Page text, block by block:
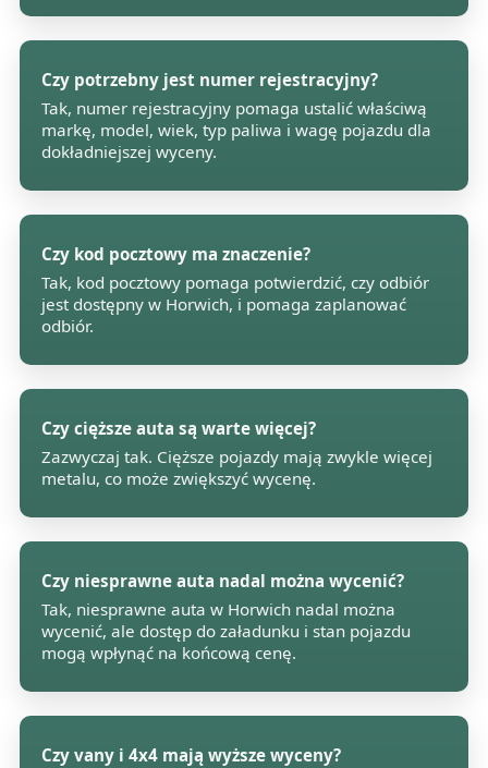
Czy potrzebny jest numer rejestracyjny?
Tak, numer rejestracyjny pomaga ustalić właściwą
markę, model, wiek, typ paliwa i wagę pojazdu dla
dokładniejszej wyceny.
Czy kod pocztowy ma znaczenie?
Tak, kod pocztowy pomaga potwierdzić, czy odbiór
jest dostępny w Horwich, i pomaga zaplanować
odbiór.
Czy cięższe auta są warte więcej?
Zazwyczaj tak. Cięższe pojazdy mają zwykle więcej
metalu, co może zwiększyć wycenę.
Czy niesprawne auta nadal można wycenić?
Tak, niesprawne auta w Horwich nadal można
wycenić, ale dostęp do załadunku i stan pojazdu
mogą wpłynąć na końcową cenę.
Czy vany i 4x4 mają wyższe wyceny?